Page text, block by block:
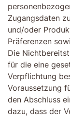
Zugangsdaten
und/oder
Präferenzen
Die
für die eine
Verpflichtung
Voraussetzung
den Abschluss
dazu, dass der